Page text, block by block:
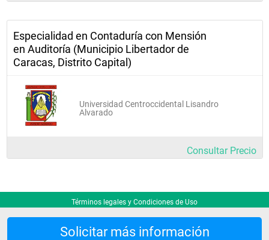
Solicitar más información
Especialidad en Contaduría con Mensión
en Auditoría (Municipio Libertador de
Caracas, Distrito Capital)
Universidad Centroccidental Lisandro
Alvarado
Consultar Precio
Términos legales y Condiciones de Uso